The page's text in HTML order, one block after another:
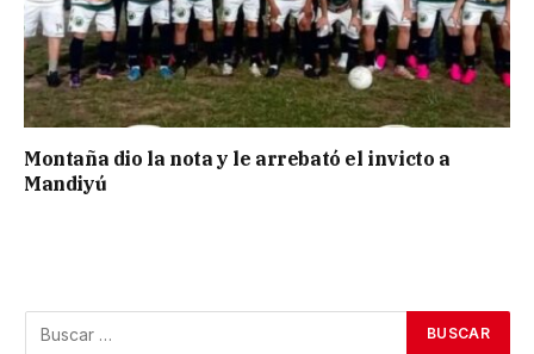
Montaña dio la nota y le arrebató el invicto a
Mandiyú